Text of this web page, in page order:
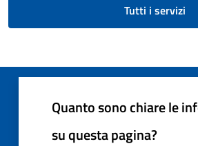
Tutti i servizi
Quanto sono chiare le
su questa pagina?